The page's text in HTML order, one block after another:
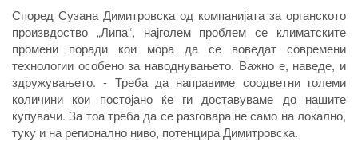
Според Сузана Димитровска од компанијата за органското
произвдоство „Липа“, најголем проблем се климатските
промени поради кои мора да се воведат современи
технологии особено за наводнувањето. Важно е, наведе, и
здружувањето. - Треба да направиме соодветни големи
количини кои постојано ќе ги доставуваме до нашите
купувачи. За тоа треба да се разговара не само на локално,
туку и на регионално ниво, потенцира Димитровска.